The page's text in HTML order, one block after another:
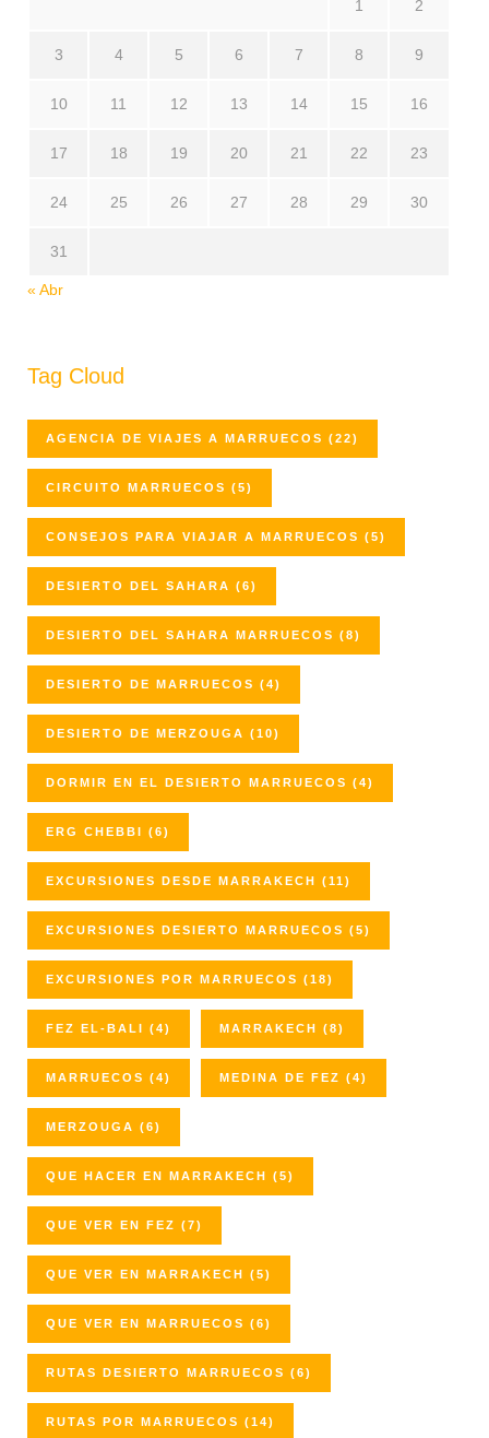
1 2
3 4 5 6 7 8 9
10 11 12 13 14 15 16
17 18 19 20 21 22 23
24 25 26 27 28 29 30
31
« Abr
Tag Cloud
AGENCIA DE VIAJES A MARRUECOS (22)
CIRCUITO MARRUECOS (5)
CONSEJOS PARA VIAJAR A MARRUECOS (5)
DESIERTO DEL SAHARA (6)
DESIERTO DEL SAHARA MARRUECOS (8)
DESIERTO DE MARRUECOS (4)
DESIERTO DE MERZOUGA (10)
DORMIR EN EL DESIERTO MARRUECOS (4)
ERG CHEBBI (6)
EXCURSIONES DESDE MARRAKECH (11)
EXCURSIONES DESIERTO MARRUECOS (5)
EXCURSIONES POR MARRUECOS (18)
FEZ EL-BALI (4) MARRAKECH (8)
MARRUECOS (4) MEDINA DE FEZ (4)
MERZOUGA (6)
QUE HACER EN MARRAKECH (5)
QUE VER EN FEZ (7)
QUE VER EN MARRAKECH (5)
QUE VER EN MARRUECOS (6)
RUTAS DESIERTO MARRUECOS (6)
RUTAS POR MARRUECOS (14)